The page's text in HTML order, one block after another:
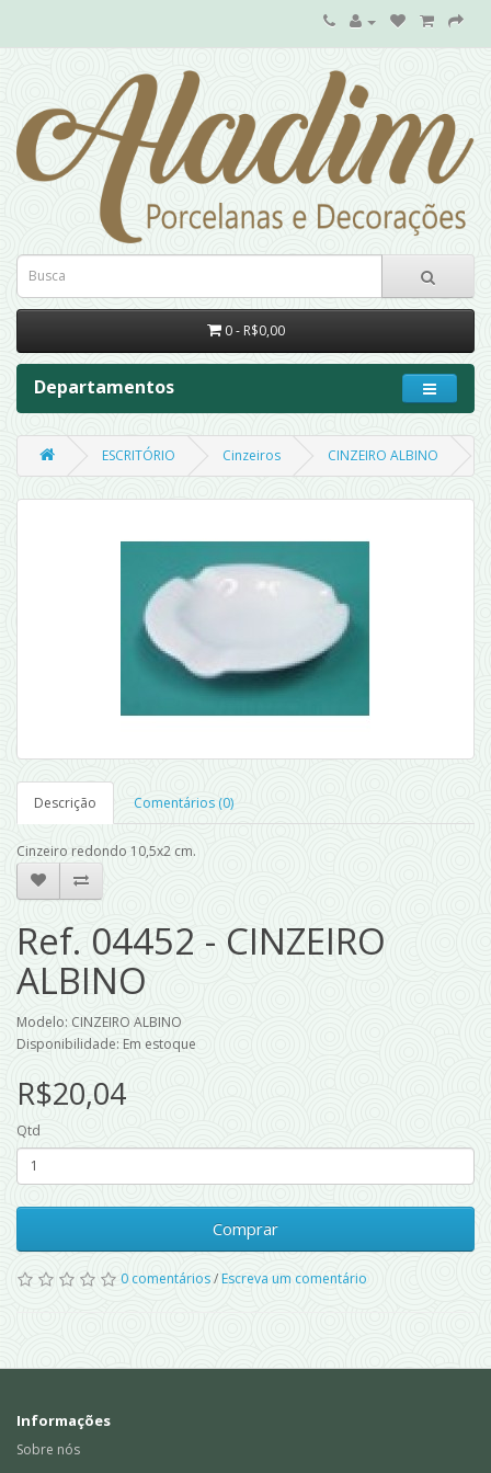
0 - R$0,00
Departamentos
ESCRITÓRIO Cinzeiros CINZEIRO ALBINO
Descrição Comentários (0)
Cinzeiro redondo 10,5x2 cm.
Ref. 04452 - CINZEIRO
ALBINO
Modelo: CINZEIRO ALBINO
Disponibilidade: Em estoque
R$20,04
Qtd
Comprar
0 comentários/Escreva um comentário
Informações
Sobre nós